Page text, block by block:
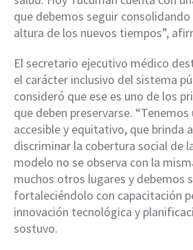
que debemos seguir
altura de los nuevos tiempos”,
El secretario ejecutivo médico
el carácter inclusivo del sistema
consideró que ese es uno de los
que deben preservarse.
accesible y equitativo, que brinda
discriminar la cobertura social de
modelo no se observa con la
muchos otros lugares y debemos
fortaleciéndolo con capacitación
innovación tecnológica y
sostuvo.